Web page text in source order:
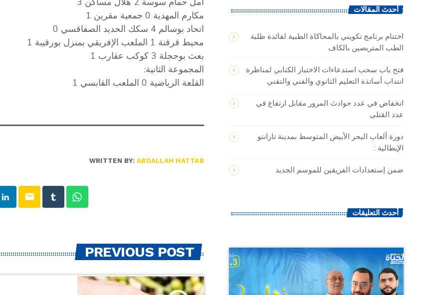
مكارم المهدية 0 جمعية مقرين 1
اتحاد بوسالم 4 سكك الحديد الصفاقسي 0
محيط قرقنة 1 الملعب الإفريقي بمنزل بورقيبة 1
بعث بوحجلة 3 كوكب عقارب 1
المجموعة الثانية:
القلعة الرياضية 0 الملعب القابسي 1
WRITTEN BY:ABDALLAH HATTAB
email
PREVIOUS POST
أحدث المقالات
اختتام برنامج تكويني بالمحاكاة الطبية لفائدة طلبة
الطب المتربصين بالكاف
فتح باب سحب استدعاءات الاختبار الكتابي لمناظرة
انتداب أساتذة التعليم الثانوي والفني والتقني
انخفاض في عدد حوادث المرور مقابل ارتفاع في
عدد القتلى
دورة ألعاب البحر الأبيض المتوسط بمدينة تارانتو
الإيطالية :
ضمن إستعدادات الفريقين للموسم الجديد
أحدث التعليقات